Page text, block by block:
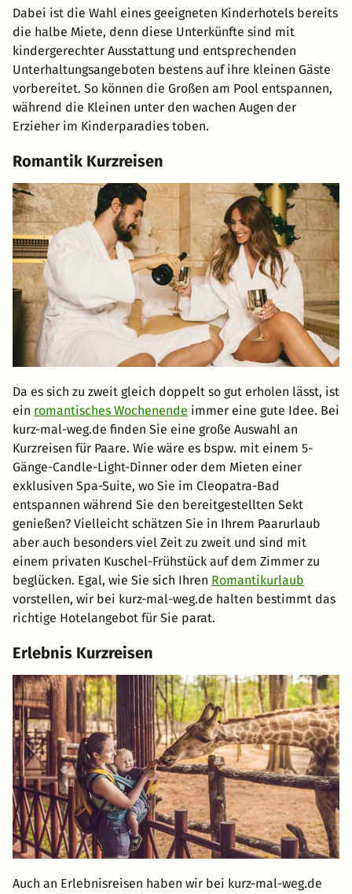
Dabei ist die Wahl eines geeigneten Kinderhotels bereits
die halbe Miete, denn diese Unterkünfte sind mit
kindergerechter Ausstattung und entsprechenden
Unterhaltungsangeboten bestens auf ihre kleinen Gäste
vorbereitet. So können die Großen am Pool entspannen,
während die Kleinen unter den wachen Augen der
Erzieher im Kinderparadies toben.
Romantik Kurzreisen
Da es sich zu zweit gleich doppelt so gut erholen lässt, ist
ein romantisches Wochenende immer eine gute Idee. Bei
kurz-mal-weg.de finden Sie eine große Auswahl an
Kurzreisen für Paare. Wie wäre es bspw. mit einem 5-
Gänge-Candle-Light-Dinner oder dem Mieten einer
exklusiven Spa-Suite, wo Sie im Cleopatra-Bad
entspannen während Sie den bereitgestellten Sekt
genießen? Vielleicht schätzen Sie in Ihrem Paarurlaub
aber auch besonders viel Zeit zu zweit und sind mit
einem privaten Kuschel-Frühstück auf dem Zimmer zu
beglücken. Egal, wie Sie sich Ihren Romantikurlaub
vorstellen, wir bei kurz-mal-weg.de halten bestimmt das
richtige Hotelangebot für Sie parat.
Erlebnis Kurzreisen
Auch an Erlebnisreisen haben wir bei kurz-mal-weg.de